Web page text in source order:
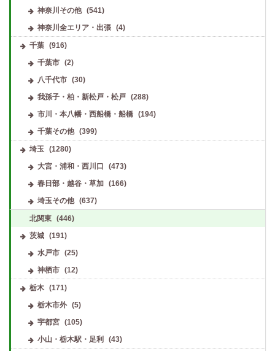
神奈川その他
(541)
神奈川全エリア・出張
(4)
千葉 (916)
千葉市
(2)
八千代市
(30)
我孫子・柏・新松戸・松戸
(288)
市川・本八幡・西船橋・船橋
(194)
千葉その他
(399)
埼玉
(1280)
大宮・浦和・西川口
(473)
春日部・越谷・草加
(166)
埼玉その他
(637)
北関東 (446)
茨城 (191)
水戸市
(25)
神栖市
(12)
栃木 (171)
栃木市外
(5)
宇都宮
(105)
小山・栃木駅・足利
(43)